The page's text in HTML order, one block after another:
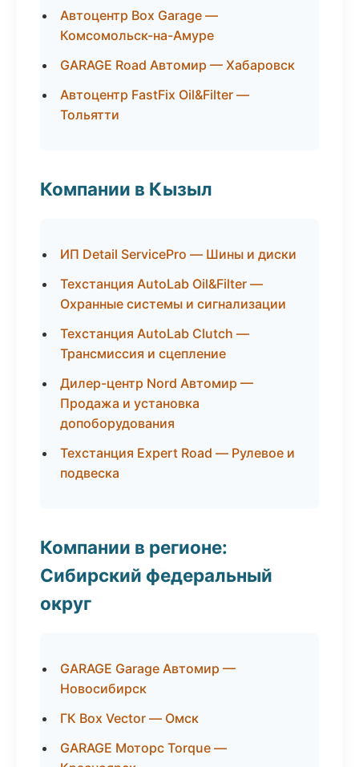
Автоцентр Box Garage —
Комсомольск-на-Амуре
GARAGE Road Автомир — Хабаровск
Автоцентр FastFix Oil&Filter —
Тольятти
Компании в Кызыл
ИП Detail ServicePro — Шины и диски
Техстанция AutoLab Oil&Filter —
Охранные системы и сигнализации
Техстанция AutoLab Clutch —
Трансмиссия и сцепление
Дилер-центр Nord Автомир —
Продажа и установка
допоборудования
Техстанция Expert Road — Рулевое и
подвеска
Компании в регионе:
Сибирский федеральный
округ
GARAGE Garage Автомир —
Новосибирск
ГК Box Vector — Омск
GARAGE Моторс Torque —